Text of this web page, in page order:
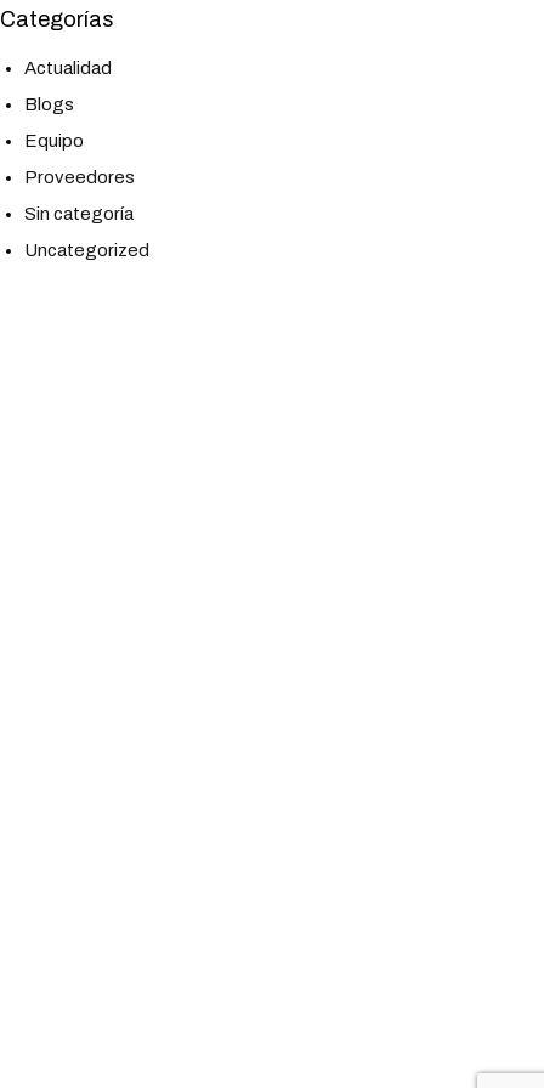
Categorías
Actualidad
Blogs
Equipo
Proveedores
Sin categoría
Uncategorized